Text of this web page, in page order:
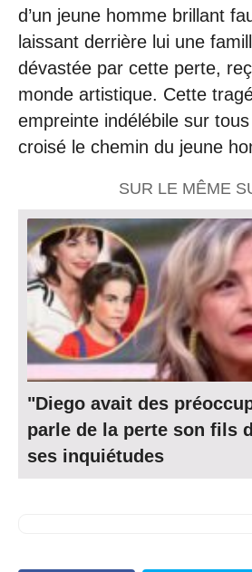
d’un jeune homme brillant
laissant derrière lui une
dévastée par cette perte,
monde artistique. Cette
empreinte indélébile sur
croisé le chemin du jeune
SUR LE MÊME
"Diego avait des
parle de la perte son fils
ses inquiétudes